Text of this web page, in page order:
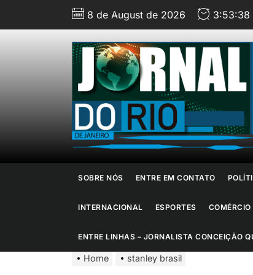
8 de August de 2026 3:53:39
SOBRE NÓS ENTRE EM CONTATO
INTERNACIONAL ESPORTES COMÉRCIO
ENTRE LINHAS – JORNALISTA CONCEIÇÃO
Home stanley brasil